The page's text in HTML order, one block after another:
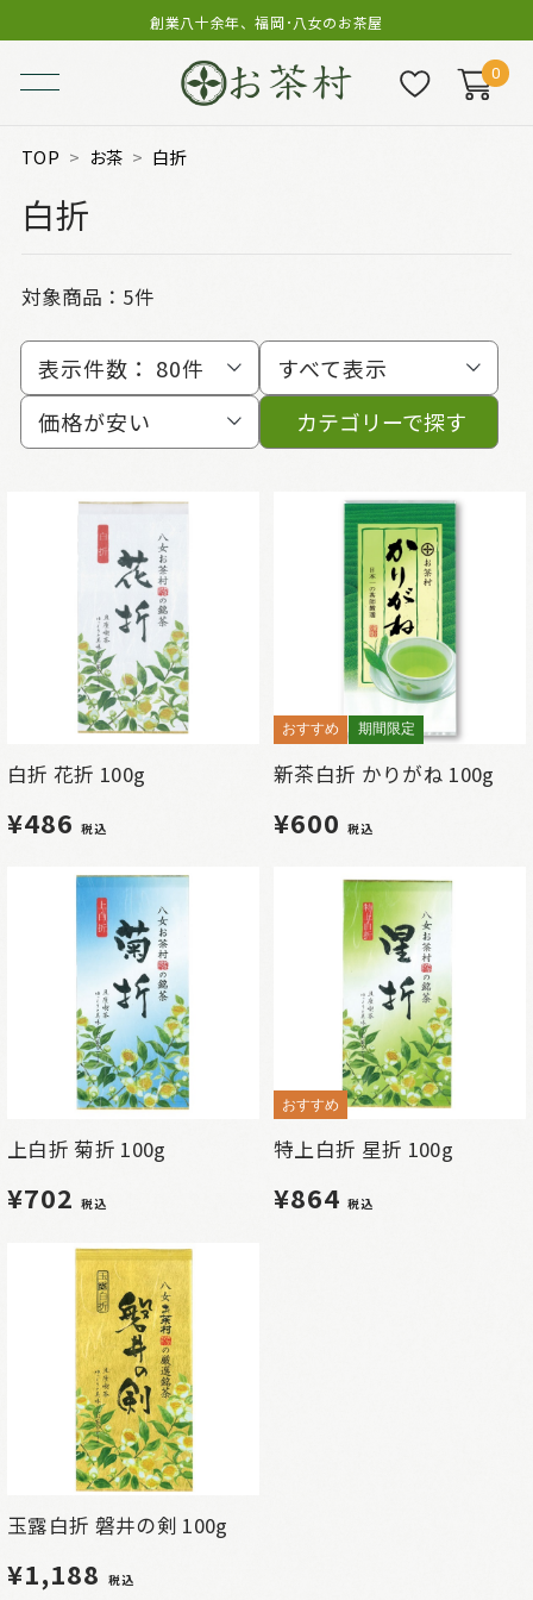
創業八十余年、福岡･八女のお茶屋
0
TOP お茶 白折
白折
対象商品： 5件
表示件数： 80件
すべて表示
価格が安い
カテゴリーで探す
白折 花折 100g
¥486税込
おすすめ 期間限定
新茶白折 かりがね 100g
¥600税込
上白折 菊折 100g
¥702税込
おすすめ
特上白折 星折 100g
¥864税込
玉露白折 磐井の剣 100g
¥1,188 税込